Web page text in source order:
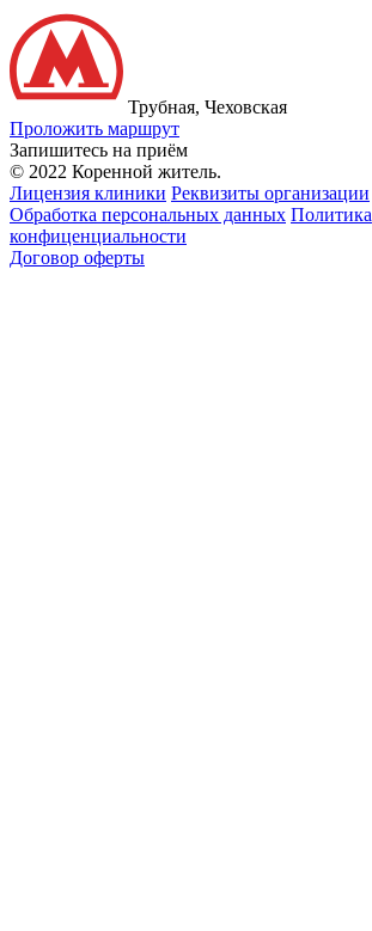
Трубная, Чеховская
Проложить маршрут
Запишитесь на приём
© 2022 Коренной житель.
Лицензия клиники Реквизиты организации
Обработка персональных данных Политика
конфиценциальности
Договор оферты